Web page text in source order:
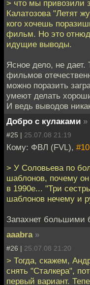
> что мы привозили
Калатозова "Летят
кого хочешь
фильм. Но это
идущие выводы.
Ясное дело, не дает.
фильмов
можно поразить
умеют делать
И ведь выводов
Добро с кулаками »
#25 | 25.07.08 21:19
Кому: ФВЛ (FVL), #10
> У Соловьева по
шаблонов, почему
в 1990е... "Три
шаблонов нечему и
Запахнет большими
aaabra »
#26 | 25.07.08 21:20
> Тогда, скажем,
снять "Сталкера",
первый вариант.